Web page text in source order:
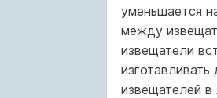
уменьшается
между
извещатели
извещателей в